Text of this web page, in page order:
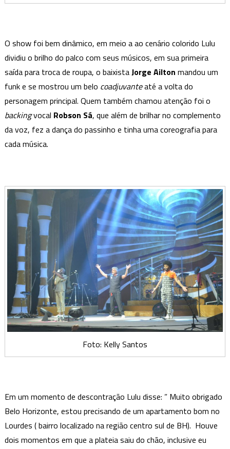
O show foi bem dinâmico, em meio a ao cenário colorido Lulu
dividiu o brilho do palco com seus músicos, em sua primeira
saída para troca de roupa, o baixistaJorge Ailton mandou um
funk e se mostrou um belo coadjuvanteaté a volta do
personagem principal. Quem também chamou atenção foi o
backingvocal Robson Sá, que além de brilhar no complemento
da voz, fez a dança do passinho e tinha uma coreografia para
cada música.
Foto: Kelly Santos
Em um momento de descontração Lulu disse: ” Muito obrigado
Belo Horizonte, estou precisando de um apartamento bom no
Lourdes ( bairro localizado na região centro sul de BH). Houve
dois momentos em que a plateia saiu do chão, inclusive eu